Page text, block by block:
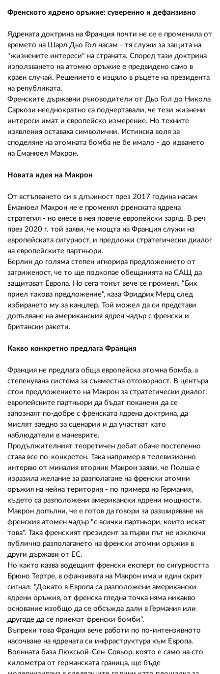
Френското ядрено оръжие: суверенно и дефанзивно
Ядрената доктрина на Франция почти не се е променила от
времето на Шарл Дьо Гол насам - тя служи за защита на
"жизнените интереси" на страната. Според тази доктрина
използването на атомно оръжие е предвидено само в
краен случай. Решението е изцяло в ръцете на президента
на републиката.
Френските държавни ръководители от Дьо Гол до Никола
Саркози нееднократно са подчертавали, че тези жизнени
интереси имат и европейско измерение. Но техните
изявления оставаха символични. Истинска воля за
споделяне на атомната бомба не бе имало - до идването
на Еманюел Макрон.
Новата идея на Макрон
От встъпването си в длъжност през 2017 година насам
Еманюел Макрон не е променял френската ядрена
стратегия - но внесе в нея повече европейски заряд. В реч
през 2020 г. той заяви, че мощта на Франция служи на
европейската сигурност, и предложи стратегически диалог
на европейските партньори.
Берлин до голяма степен игнорира предложението от
загриженост, че то ще подкопае обещанията на САЩ да
защитават Европа. Но сега тонът вече се променя. "Бих
приел такова предложение", каза Фридрих Мерц след
избирането му за канцлер. Той можел да си представи
допълване на американския ядрен чадър с френски и
британски ракети.
Какво конкретно предлага Франция
Франция не предлага обща европейска атомна бомба, а
степенувана система за съвместна отговорност. В центъра
стои предложението на Макрон за стратегически диалог:
европейските партньори да бъдат поканени да се
запознаят по-добре с френската ядрена доктрина, да
мислят заедно за сценарии и да участват като
наблюдатели в маневрите.
Продължителният теоретичен дебат обаче постепенно
става все по-конкретен. Така например в телевизионно
интервю от миналия вторник Макрон заяви, че Полша е
изразила желание за разполагане на френски атомни
оръжия на нейна територия - по примера на Германия,
където са разположени американски ядрени мощности.
Макрон допълни, че е готов да говори за разширяване на
френския атомен чадър "с всички партньори, които искат
това". Така френският президент за първи път не изключи
публично разполагането на френски атомни оръжия в
други държави от ЕС.
Но както казва водещият френски експерт по сигурността
Брюно Тертре, в офанзивата на Макрон има и един скрит
сигнал: "Докато в Европа са разположени американски
ядрени оръжия, от френска гледна точка няма никакво
основание изобщо да се обсъжда дали в Германия или
другаде да се приемат френски бомби".
Въпреки това Франция вече работи по по-интензивното
насочване на ядрената си инфраструктура към Европа.
Военната база Люксьой-Сен-Совьор, която е само на сто
километра от германската граница, ще бъде